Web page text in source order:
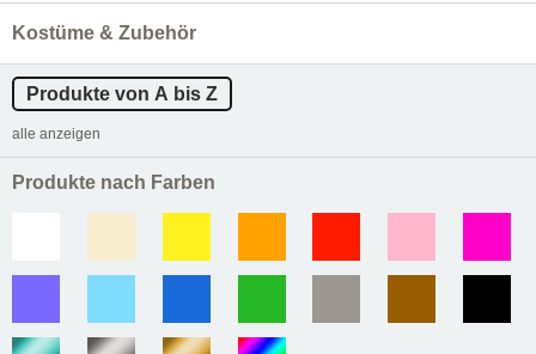
Kostüme & Zubehör
Produkte von A bis Z
alle anzeigen
Produkte nach Farben